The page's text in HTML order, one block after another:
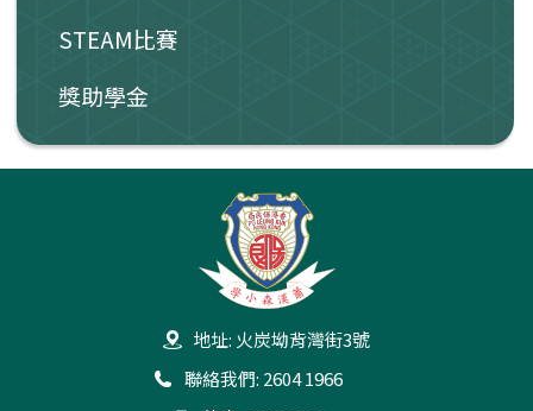
STEAM比賽
獎助學金
地址: 火炭坳背灣街3號
聯絡我們: 2604 1966